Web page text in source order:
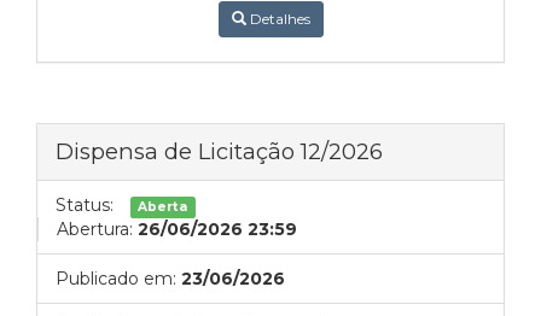
Detalhes
Dispensa de Licitação 12/2026
Status: Aberta
Abertura: 26/06/2026 23:59
Publicado em: 23/06/2026